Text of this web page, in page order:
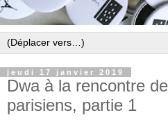
jeudi 17 janvier 2019
Dwa à la rencontre
parisiens, partie 1